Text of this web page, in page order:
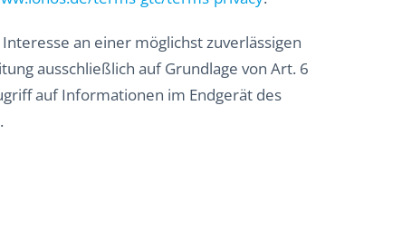
an einer möglichst zuverlässigen
ausschließlich auf Grundlage von Art. 6
auf Informationen im Endgerät des